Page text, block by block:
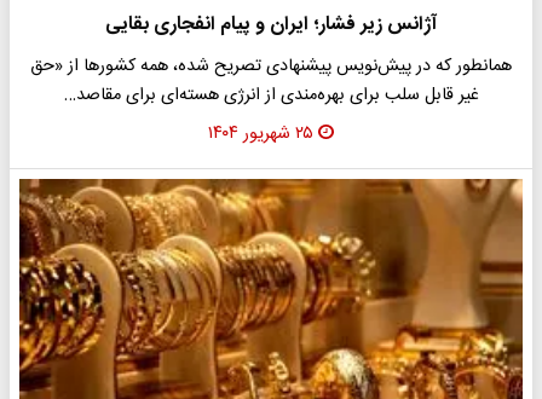
آژانس زیر فشار؛ ایران و پیام انفجاری بقایی
همانطور که در پیش‌نویس پیشنهادی تصریح شده، همه کشورها از «حق
غیر قابل سلب برای بهره‌مندی از انرژی هسته‌ای برای مقاصد…
۲۵ شهریور ۱۴۰۴